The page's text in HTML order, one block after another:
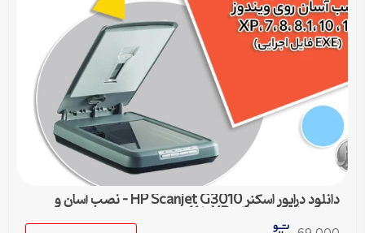
دانلود درایور اسکنر HP Scanjet G3010 – نصب آسان و
سریع برای ویندوزهای XP تا 11